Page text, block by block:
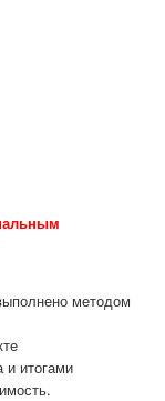
методом
и итогами